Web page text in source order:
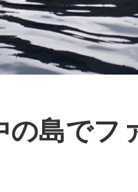
の島でフ